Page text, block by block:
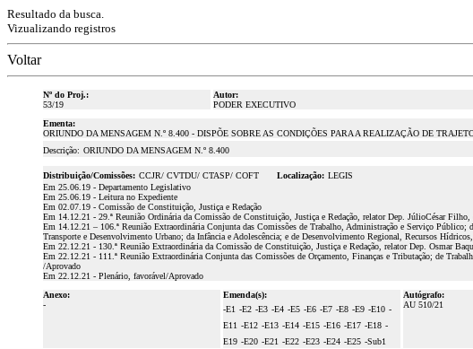
Resultado da busca.
Vizualizando registros
Voltar
Nº do Proj.:
53/19
Autor:
PODER EXECUTIVO
Ementa:
ORIUNDO DA MENSAGEM N.º 8.400 - DISPÕE SOBRE AS CONDIÇÕES PARA A REALIZAÇÃO DE
Descrição: ORIUNDO DA MENSAGEM N.º 8.400
Distribuição/Comissões: CCJR/ CVTDU/ CTASP/ COFT Localização: LEGIS
Em 25.06.19 - Departamento Legislativo
Em 25.06.19 - Leitura no Expediente
Em 02.07.19 - Comissão de Constituição, Justiça e Redação
Em 14.12.21 - 29.ª Reunião Ordinária da Comissão de Constituição, Justiça e Redação, relator Dep. JúlioCésar
Em 14.12.21 – 106.ª Reunião Extraordinária Conjunta das Comissões de Trabalho, Administração e Serviço
Transporte e Desenvolvimento Urbano; da Infância e Adolescência; e de Desenvolvimento Regional, Recursos
Em 22.12.21 - 130.ª Reunião Extraordinária da Comissão de Constituição, Justiça e Redação, relator Dep. Osmar
Em 22.12.21 - 111.ª Reunião Extraordinária Conjunta das Comissões de Orçamento, Finanças e Tributação; de
/Aprovado
Em 22.12.21 - Plenário, favorável/Aprovado
Anexo:
-
Emenda(s):
-E1 -E2 -E3 -E4 -E5 -E6 -E7 -E8 -E9 -E10 -
E11 -E12 -E13 -E14 -E15 -E16 -E17 -E18 -
E19 -E20 -E21 -E22 -E23 -E24 -E25 -Sub1
Autógrafo:
AU 510/21